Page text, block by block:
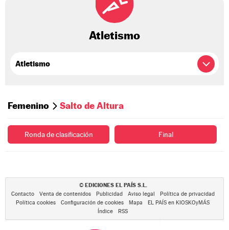
Atletismo
Femenino Salto de Altura
Ronda de clasificación Final
© EDICIONES EL PAÍS S.L.
Contacto Venta de contenidos Publicidad Aviso legal
Política de privacidad
Política cookies
Configuración de cookies Mapa
EL PAÍS en KIOSKOyMÁS
Índice
RSS